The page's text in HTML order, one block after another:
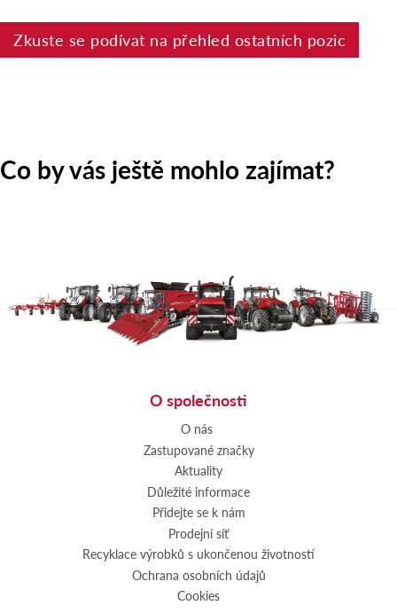
Zkuste se podívat na přehled ostatních pozic
Co by vás ještě mohlo zajímat?
O společnosti
O nás
Zastupované značky
Aktuality
Důležité informace
Přidejte se k nám
Prodejní síť
Recyklace výrobků s ukončenou životností
Ochrana osobních údajů
Cookies